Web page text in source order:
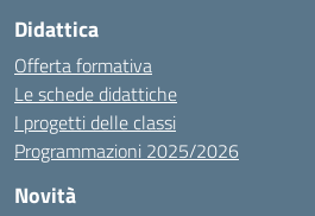
Didattica
Offerta formativa
Le schede didattiche
I progetti delle classi
Programmazioni 2025/2026
Novità